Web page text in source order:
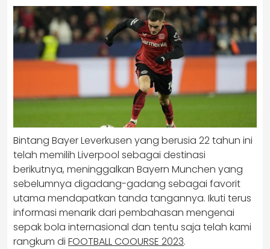
Bintang Bayer Leverkusen yang berusia 22 tahun ini
telah memilih Liverpool sebagai destinasi
berikutnya, meninggalkan Bayern Munchen yang
sebelumnya digadang-gadang sebagai favorit
utama mendapatkan tanda tangannya. Ikuti terus
informasi menarik dari pembahasan mengenai
sepak bola internasional dan tentu saja telah kami
rangkum di FOOTBALL COOURSE 2023.